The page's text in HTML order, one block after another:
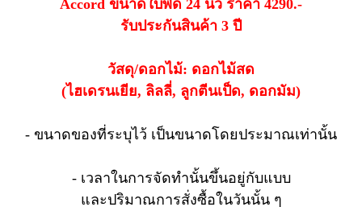
Accord ขนาดใบพัด 24 นิ้ว ราคา 4290.-
รับประกันสินค้า 3 ปี
วัสดุ/ดอกไม้: ดอกไม้สด
(ไฮเดรนเยีย, ลิลลี่, ลูกตีนเป็ด, ดอกมัม)
- ขนาดของที่ระบุไว้ เป็นขนาดโดยประมาณเท่านั้น
- เวลาในการจัดทำนั้นขึ้นอยู่กับแบบ
และปริมาณการสั่งซื้อในวันนั้น ๆ